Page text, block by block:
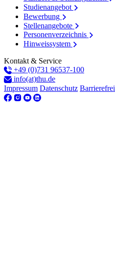
Studienangebot
Bewerbung
Stellenangebote
Personenverzeichnis
Hinweissystem
Kontakt & Service
+49 (0)731 96537-100
info(at)thu.de
Impressum Datenschutz